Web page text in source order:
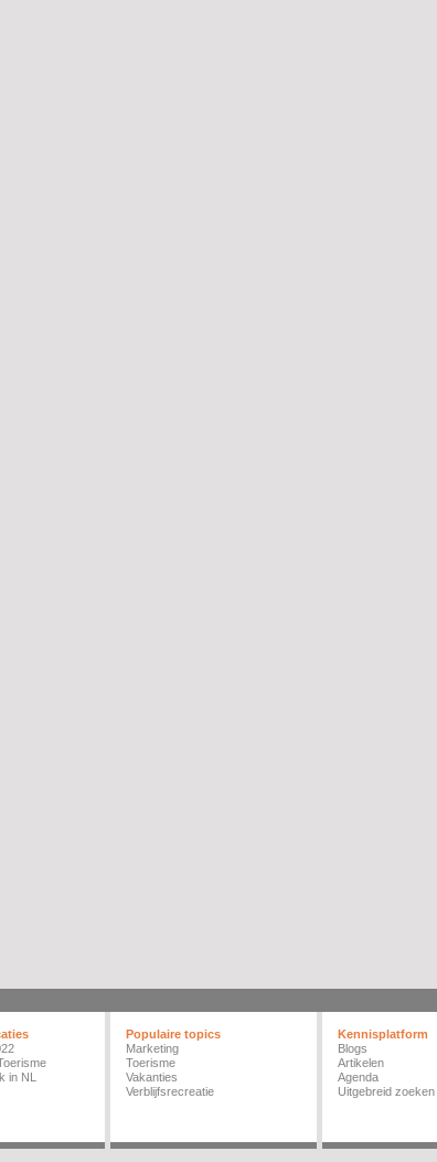
in NL
Populaire topics
Marketing
Toerisme
Vakanties
Verblijfsrecreatie
Kennisplatform
Blogs
Artikelen
Agenda
Uitgebreid zoeken